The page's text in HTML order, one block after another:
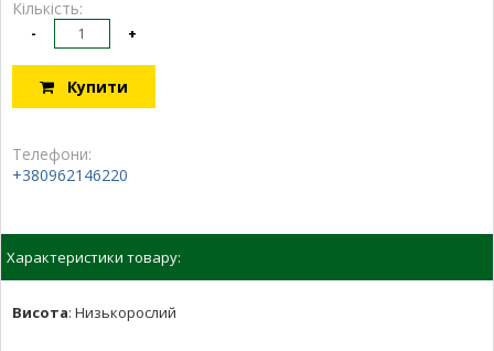
Кількість:
- +
Купити
Телефони:
+380962146220
Характеристики товару:
Висота: Низькорослий